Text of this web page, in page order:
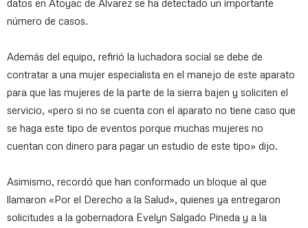
datos en Atoyac de Álvarez se ha detectado un importante
número de casos.
Además del equipo, refirió la luchadora social se debe de
contratar a una mujer especialista en el manejo de este aparato
para que las mujeres de la parte de la sierra bajen y soliciten el
servicio, «pero si no se cuenta con el aparato no tiene caso que
se haga este tipo de eventos porque muchas mujeres no
cuentan con dinero para pagar un estudio de este tipo» dijo.
Asimismo, recordó que han conformado un bloque al que
llamaron «Por el Derecho a la Salud», quienes ya entregaron
solicitudes a la gobernadora Evelyn Salgado Pineda y a la